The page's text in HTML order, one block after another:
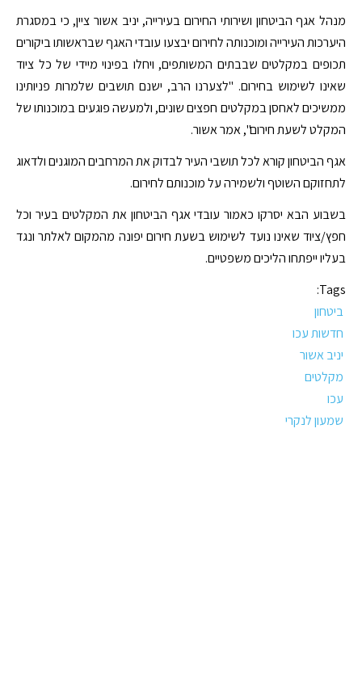
מנהל אגף הביטחון ושירותי החירום בעירייה, יניב אשור ציין, כי במסגרת
היערכות העירייה ומוכנותה לחירום יבצעו עובדי האגף שבראשותו ביקורים
תכופים במקלטים שבבתים המשותפים, ויחלו בפינוי מיידי של כל ציוד
שאינו לשימוש בחירום. "לצערנו הרב, ישנם תושבים שלמרות פניותינו
ממשיכים לאחסן במקלטים חפצים שונים, ולמעשה פוגעים במוכנותו של
המקלט לשעת חירום", אמר אשור.
אגף הביטחון קורא לכל תושבי העיר לבדוק את המרחבים המוגנים ולדאוג
לתחזוקם השוטף ולשמירה על מוכנותם לחירום.
בשבוע הבא יסרקו כאמור עובדי אגף הביטחון את המקלטים בעיר וכל
חפץ/ציוד שאינו נועד לשימוש בשעת חירום יפונה מהמקום לאלתר ונגד
בעליו ייפתחו הליכים משפטיים.
Tags:
ביטחון
חדשות עכו
יניב אשור
מקלטים
עכו
שמעון לנקרי